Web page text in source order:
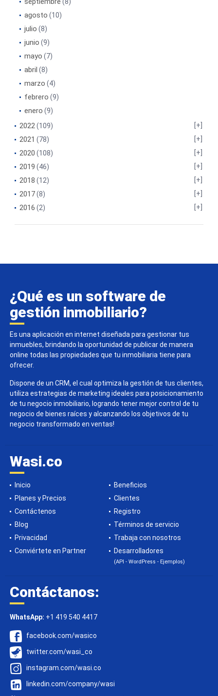
(8)
agosto (10)
julio (8)
junio (9)
mayo (7)
abril (8)
marzo (4)
febrero (9)
enero (9)
2022(109)
2021 (78)
2020 (108)
2019 (46)
2018 (12)
2017(8)
2016 (2)
¿Qué es un software de
gestión inmobiliario?
Es una aplicación en internet diseñada para gestionar tus
inmuebles, brindando la oportunidad de publicar de manera
online todas las propiedades que tu inmobiliaria tiene para
ofrecer.
Dispone de un CRM, el cual optimiza la gestión de tus clientes,
utiliza estrategias de marketing ideales para posicionamiento
de tu negocio inmobiliario, logrando tener mejor control de tu
negocio de bienes raíces y alcanzando los objetivos de tu
negocio transformado en ventas!
Wasi.co
Inicio
Beneficios
Planes y Precios
Clientes
Contáctenos
Registro
Blog
Términos de servicio
Privacidad
Trabaja con nosotros
Conviértete en Partner
Desarrolladores
(API - WordPress - Ejemplos)
Contáctanos:
WhatsApp: +1 419 540 4417
facebook.com/wasico
twitter.com/wasi_co
instagram.com/wasi.co
linkedin.com/company/wasi